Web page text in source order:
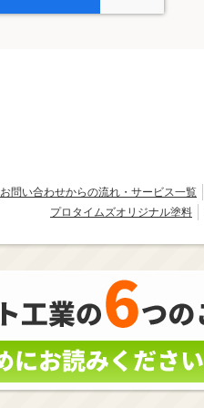
お問い合わせからの流れ・サービス一覧
プロタイムズオリジナル塗料